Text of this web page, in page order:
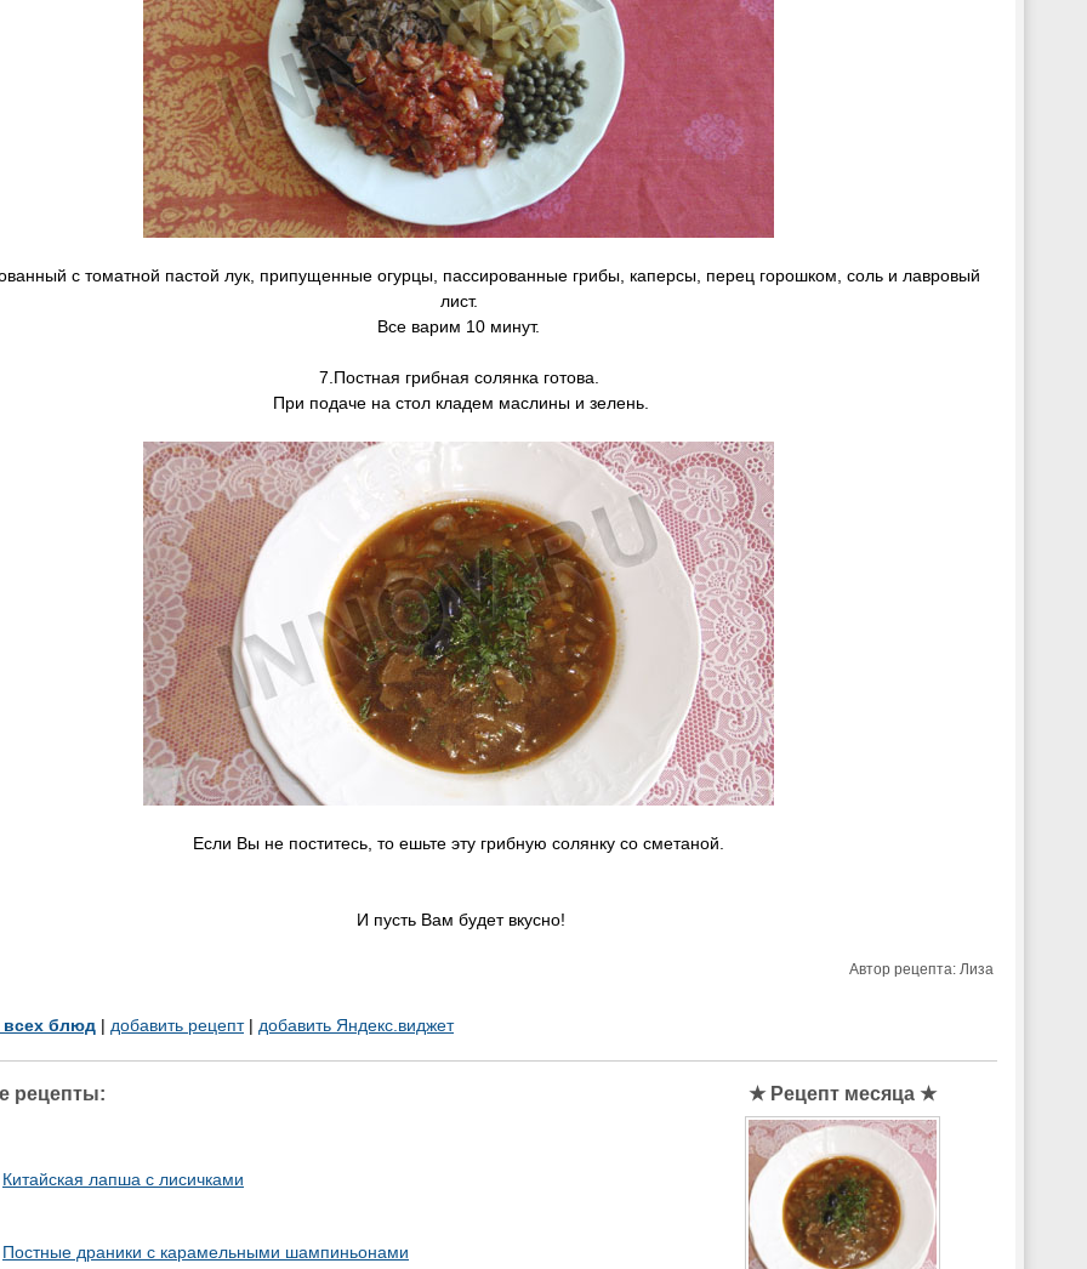
с томатной пастой лук, припущенные огурцы, пассированные грибы, каперсы, перец горошком, соль и лавровый
лист.
Все варим 10 минут.
7.Постная грибная солянка готова.
При подаче на стол кладем маслины и зелень.
Если Вы не поститесь, то ешьте эту грибную солянку со сметаной.
И пусть Вам будет вкусно!
Автор рецепта: Лиза
всех блюд | добавить рецепт| добавить Яндекс.виджет
рецепты: ★ Рецепт месяца ★
Китайская лапша с лисичками
Постные драники с карамельными шампиньонами